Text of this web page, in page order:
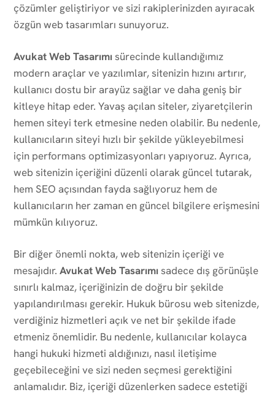
çözümler geliştiriyor ve sizi rakiplerinizden ayıracak
özgün web tasarımları sunuyoruz.
Avukat Web Tasarımı sürecinde kullandığımız
modern araçlar ve yazılımlar, sitenizin hızını artırır,
kullanıcı dostu bir arayüz sağlar ve daha geniş bir
kitleye hitap eder. Yavaş açılan siteler, ziyaretçilerin
hemen siteyi terk etmesine neden olabilir. Bu nedenle,
kullanıcıların siteyi hızlı bir şekilde yükleyebilmesi
için performans optimizasyonları yapıyoruz. Ayrıca,
web sitenizin içeriğini düzenli olarak güncel tutarak,
hem SEO açısından fayda sağlıyoruz hem de
kullanıcıların her zaman en güncel bilgilere erişmesini
mümkün kılıyoruz.
Bir diğer önemli nokta, web sitenizin içeriği ve
mesajıdır. Avukat Web Tasarımı sadece dış görünüşle
sınırlı kalmaz, içeriğinizin de doğru bir şekilde
yapılandırılması gerekir. Hukuk bürosu web sitenizde,
verdiğiniz hizmetleri açık ve net bir şekilde ifade
etmeniz önemlidir. Bu nedenle, kullanıcılar kolayca
hangi hukuki hizmeti aldığınızı, nasıl iletişime
geçebileceğini ve sizi neden seçmesi gerektiğini
anlamalıdır. Biz, içeriği düzenlerken sadece estetiği